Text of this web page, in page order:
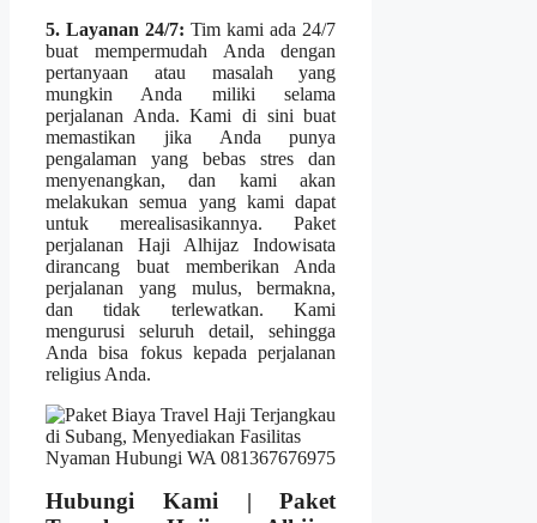
5. Layanan 24/7: Tim kami ada 24/7
buat mempermudah Anda dengan
pertanyaan atau masalah yang
mungkin Anda miliki selama
perjalanan Anda. Kami di sini buat
memastikan jika Anda punya
pengalaman yang bebas stres dan
menyenangkan, dan kami akan
melakukan semua yang kami dapat
untuk merealisasikannya. Paket
perjalanan Haji Alhijaz Indowisata
dirancang buat memberikan Anda
perjalanan yang mulus, bermakna,
dan tidak terlewatkan. Kami
mengurusi seluruh detail, sehingga
Anda bisa fokus kepada perjalanan
religius Anda.
Hubungi Kami | Paket